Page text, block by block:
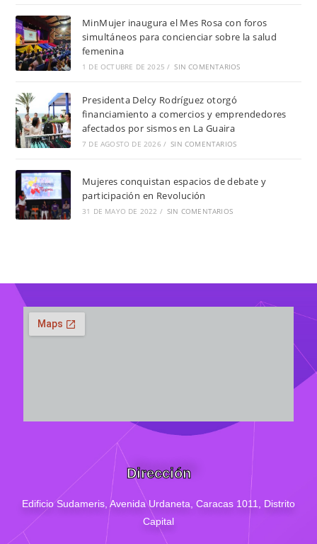
MinMujer inaugura el Mes Rosa con foros
simultáneos para concienciar sobre la salud
femenina
1 DE OCTUBRE DE 2025 / SIN COMENTARIOS
Presidenta Delcy Rodríguez otorgó
financiamiento a comercios y emprendedores
afectados por sismos en La Guaira
7 DE AGOSTO DE 2026 / SIN COMENTARIOS
Mujeres conquistan espacios de debate y
participación en Revolución
31 DE MAYO DE 2022 / SIN COMENTARIOS
Dirección
Edificio Sudameris, Avenida Urdaneta, Caracas 1011, Distrito
Capital